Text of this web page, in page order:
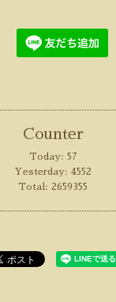
Counter
Today: 57
Yesterday: 4552
Total: 2659355